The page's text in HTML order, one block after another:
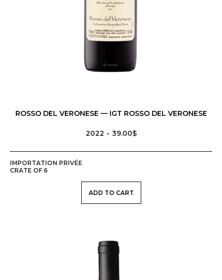
ROSSO DEL VERONESE — IGT ROSSO DEL VERONESE
2022 39.00$
IMPORTATION PRIVÉE
CRATE OF 6
ADD TO CART